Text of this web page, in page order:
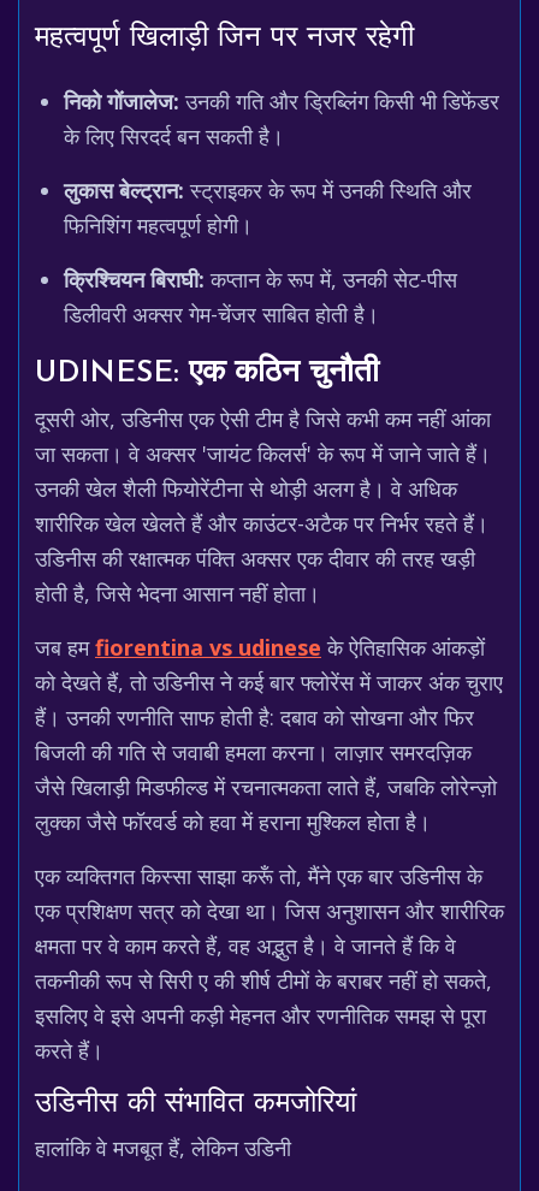
महत्वपूर्ण खिलाड़ी जिन पर नजर रहेगी
निको गोंजालेज: उनकी गति और ड्रिब्लिंग किसी भी डिफेंडर
के लिए सिरदर्द बन सकती है।
लुकास बेल्ट्रान: स्ट्राइकर के रूप में उनकी स्थिति और
फिनिशिंग महत्वपूर्ण होगी।
क्रिश्चियन बिराघी: कप्तान के रूप में, उनकी सेट-पीस
डिलीवरी अक्सर गेम-चेंजर साबित होती है।
UDINESE: एक कठिन चुनौती
दूसरी ओर, उडिनीस एक ऐसी टीम है जिसे कभी कम नहीं आंका
जा सकता। वे अक्सर 'जायंट किलर्स' के रूप में जाने जाते हैं।
उनकी खेल शैली फियोरेंटीना से थोड़ी अलग है। वे अधिक
शारीरिक खेल खेलते हैं और काउंटर-अटैक पर निर्भर रहते हैं।
उडिनीस की रक्षात्मक पंक्ति अक्सर एक दीवार की तरह खड़ी
होती है, जिसे भेदना आसान नहीं होता।
जब हमfiorentina vs udinese के ऐतिहासिक आंकड़ों
को देखते हैं, तो उडिनीस ने कई बार फ्लोरेंस में जाकर अंक चुराए
हैं। उनकी रणनीति साफ होती है: दबाव को सोखना और फिर
बिजली की गति से जवाबी हमला करना। लाज़ार समरदज़िक
जैसे खिलाड़ी मिडफील्ड में रचनात्मकता लाते हैं, जबकि लोरेन्ज़ो
लुक्का जैसे फॉरवर्ड को हवा में हराना मुश्किल होता है।
एक व्यक्तिगत किस्सा साझा करूँ तो, मैंने एक बार उडिनीस के
एक प्रशिक्षण सत्र को देखा था। जिस अनुशासन और शारीरिक
क्षमता पर वे काम करते हैं, वह अद्भुत है। वे जानते हैं कि वे
तकनीकी रूप से सिरी ए की शीर्ष टीमों के बराबर नहीं हो सकते,
इसलिए वे इसे अपनी कड़ी मेहनत और रणनीतिक समझ से पूरा
करते हैं।
उडिनीस की संभावित कमजोरियां
हालांकि वे मजबूत हैं, लेकिन उडिनी